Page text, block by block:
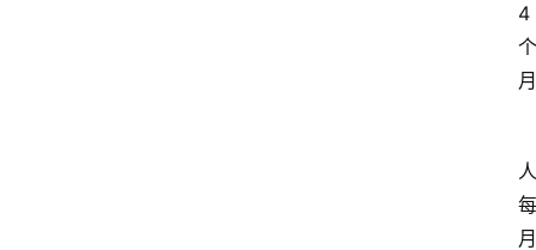
4
个
月
人
每
月